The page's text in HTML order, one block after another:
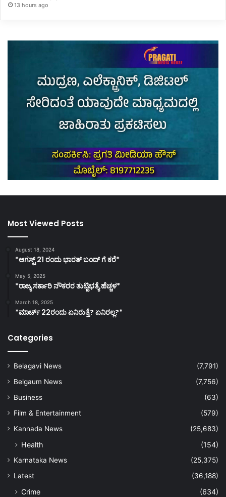
13 hours ago
Most Viewed Posts
August 18, 2024
*ಆಗಸ್ಟ್ 21 ರಂದು ಭಾರತ್‌ ಬಂದ್‌ ಗೆ ಕರೆ*
May 5, 2025
*ರಾಜ್ಯ ಸರ್ಕಾರಿ ನೌಕರರ ತುಟ್ಟಿಭತ್ಯೆ ಹೆಚ್ಚಳ*
March 18, 2025
*ಮಾರ್ಚ್ 22ರಂದು ಏನಿರುತ್ತೆ? ಏನಿರಲ್ಲ?*
Categories
Belagavi News
(7,791)
Belgaum News
(7,756)
Business
(63)
Film & Entertainment
(579)
Kannada News
(25,683)
Health (154)
Karnataka News
(25,375)
Latest
(36,188)
Crime
(634)